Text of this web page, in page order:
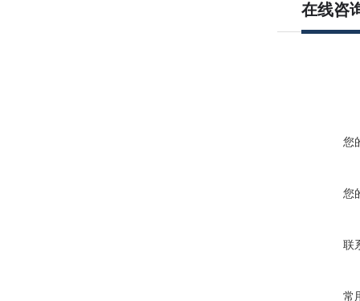
在线咨
您
您
联
常